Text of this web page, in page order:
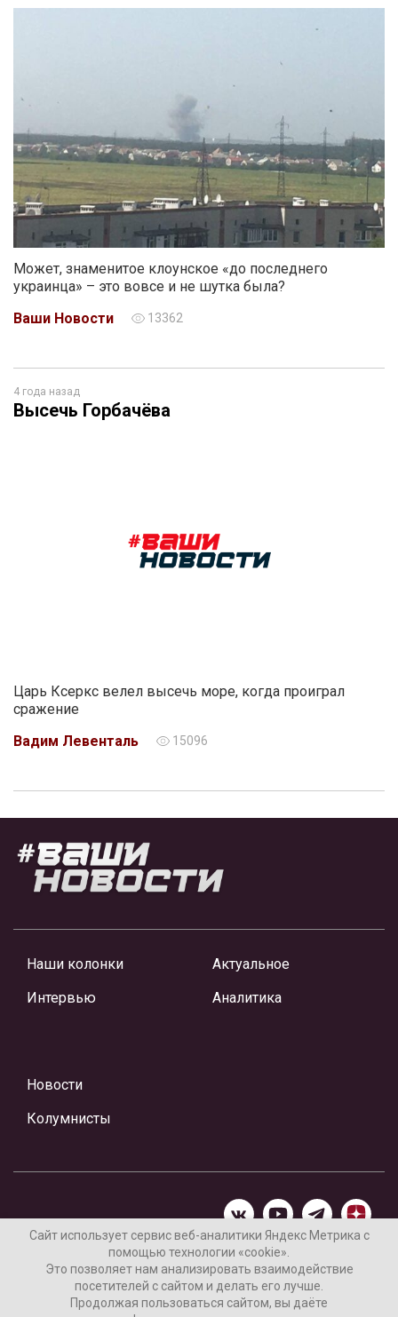
Может, знаменитое клоунское «до последнего
украинца» – это вовсе и не шутка была?
Ваши Новости
13362
4 года назад
Высечь Горбачёва
Царь Ксеркс велел высечь море, когда проиграл
сражение
Вадим Левенталь
15096
Наши колонки
Интервью
Актуальное
Аналитика
Новости
Колумнисты
Материалы предоставлены редакцией Интернет-газеты
«Ваши новости»
Нашли ошибку? Выделите ее и нажмите Ctrl+Enter
Сайт использует сервис веб-аналитики Яндекс Метрика с
помощью технологии «cookie».
Это позволяет нам анализировать взаимодействие
посетителей с сайтом и делать его лучше.
Продолжая пользоваться сайтом, вы даёте